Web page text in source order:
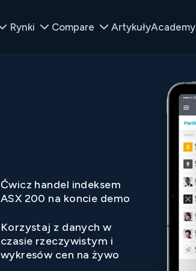
Rynki Compare ArtykułyAcademy
Ćwicz handel indeksem
ASX 200 na koncie demo
Korzystaj z danych w
czasie rzeczywistym i
wykresów cen na żywo